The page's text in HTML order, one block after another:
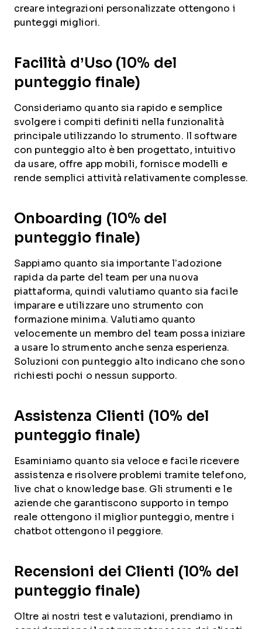
creare integrazioni personalizzate ottengono i
punteggi migliori.
Facilità d’Uso (10% del
punteggio finale)
Consideriamo quanto sia rapido e semplice
svolgere i compiti definiti nella funzionalità
principale utilizzando lo strumento. Il software
con punteggio alto è ben progettato, intuitivo
da usare, offre app mobili, fornisce modelli e
rende semplici attività relativamente complesse.
Onboarding (10% del
punteggio finale)
Sappiamo quanto sia importante l’adozione
rapida da parte del team per una nuova
piattaforma, quindi valutiamo quanto sia facile
imparare e utilizzare uno strumento con
formazione minima. Valutiamo quanto
velocemente un membro del team possa iniziare
a usare lo strumento anche senza esperienza.
Soluzioni con punteggio alto indicano che sono
richiesti pochi o nessun supporto.
Assistenza Clienti (10% del
punteggio finale)
Esaminiamo quanto sia veloce e facile ricevere
assistenza e risolvere problemi tramite telefono,
live chat o knowledge base. Gli strumenti e le
aziende che garantiscono supporto in tempo
reale ottengono il miglior punteggio, mentre i
chatbot ottengono il peggiore.
Recensioni dei Clienti (10% del
punteggio finale)
Oltre ai nostri test e valutazioni, prendiamo in